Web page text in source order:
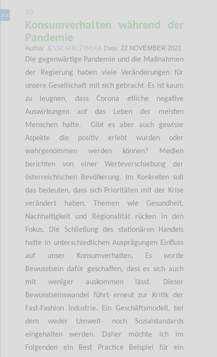
Konsumverhalten während der
Pandemie
Author: JESSICAFRUZYNSKA Date: 22 NOVEMBER 2021
Die gegenwärtige Pandemie und die Maßnahmen
der Regierung haben viele Veränderungen für
unsere Gesellschaft mit sich gebracht. Es ist kaum
zu leugnen, dass Corona etliche negative
Auswirkungen auf das Leben der meisten
Menschen hatte. Gibt es aber auch gewisse
Aspekte die positiv erlebt wurden oder
wahrgenommen werden können? Medien
berichten von einer Werteverschiebung der
österreichischen Bevölkerung. Im Konkreten soll
das bedeuten, dass sich Prioritäten mit der Krise
verändert haben. Themen wie Gesundheit,
Nachhaltigkeit und Regionalität rücken in den
Fokus. Die Schließung des stationären Handels
hatte in unterschiedlichen Ausprägungen Einfluss
auf unser Konsumverhalten. Es wurde
Bewusstsein dafür geschaffen, dass es sich auch
mit weniger auskommen lässt. Dieser
Bewusstseinswandel führt erneut zur Kritik der
Fast-Fashion Industrie. Ein Geschäftsmodell, bei
dem weder Umwelt- noch Sozialstandards
eingehalten werden. Daher möchte ich im
Folgenden ein Best Practice Beispiel für ein